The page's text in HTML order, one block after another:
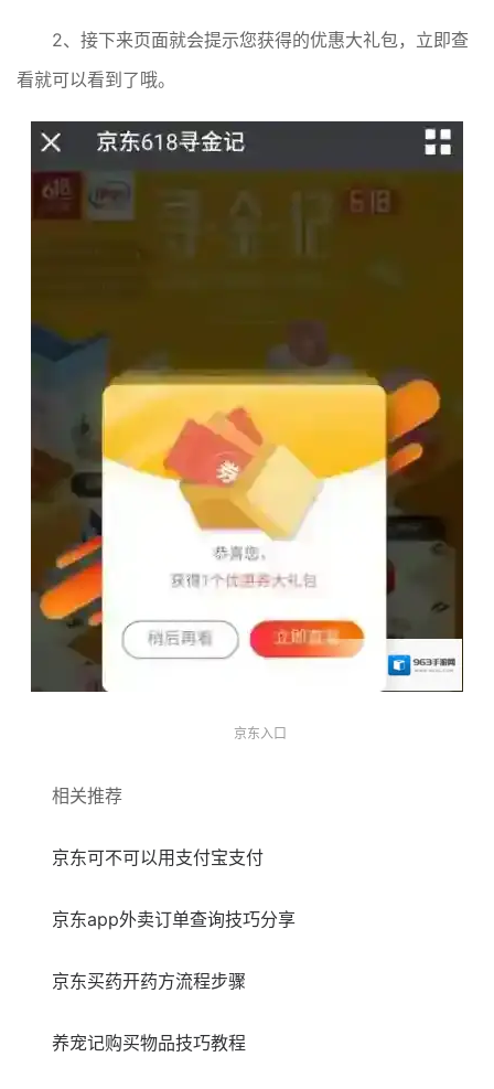
2、接下来页面就会提示您获得的优惠大礼包，立即查
看就可以看到了哦。
京东入口
相关推荐
京东可不可以用支付宝支付
京东app外卖订单查询技巧分享
京东买药开药方流程步骤
养宠记购买物品技巧教程